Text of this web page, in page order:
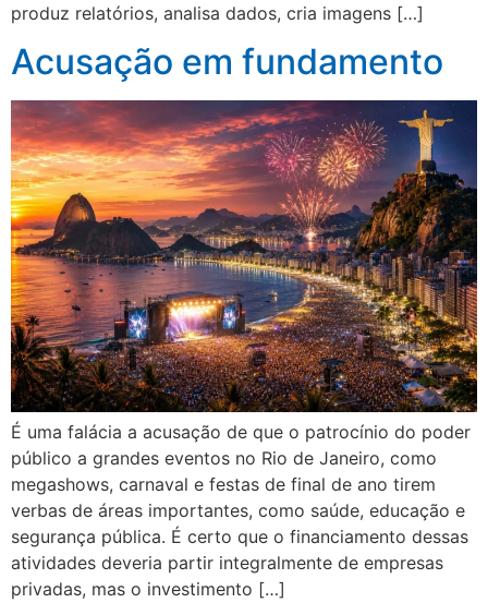
produz relatórios, analisa dados, cria imagens […]
Acusação em fundamento
É uma falácia a acusação de que o patrocínio do poder
público a grandes eventos no Rio de Janeiro, como
megashows, carnaval e festas de final de ano tirem
verbas de áreas importantes, como saúde, educação e
segurança pública. É certo que o financiamento dessas
atividades deveria partir integralmente de empresas
privadas, mas o investimento […]